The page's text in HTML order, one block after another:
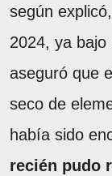
según
2024, ya bajo
aseguró que
seco de
había sido
recién pudo